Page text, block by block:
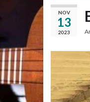
NOV
13
2023